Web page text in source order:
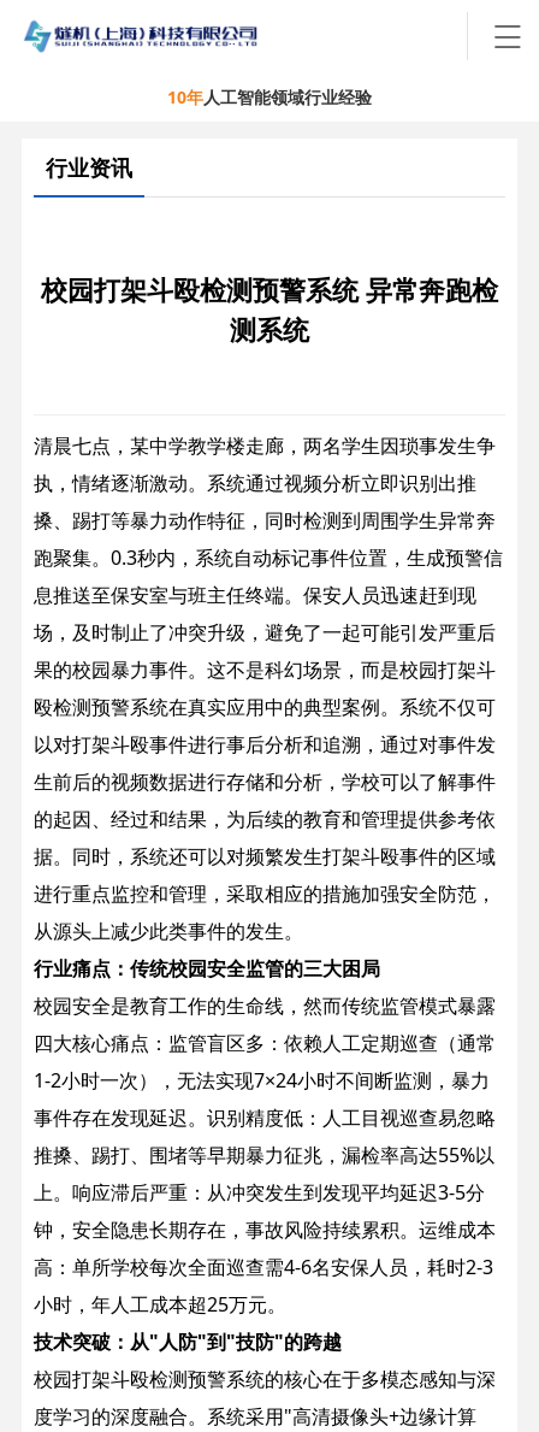
10年人工智能领域行业经验
行业资讯
校园打架斗殴检测预警系统 异常奔跑检
测系统
清晨七点，某中学教学楼走廊，两名学生因琐事发生争
执，情绪逐渐激动。系统通过视频分析立即识别出推
搡、踢打等暴力动作特征，同时检测到周围学生异常奔
跑聚集。0.3秒内，系统自动标记事件位置，生成预警信
息推送至保安室与班主任终端。保安人员迅速赶到现
场，及时制止了冲突升级，避免了一起可能引发严重后
果的校园暴力事件。 这不是科幻场景，而是校园打架斗
殴检测预警系统在真实应用中的典型案例。系统不仅可
以对打架斗殴事件进行事后分析和追溯，通过对事件发
生前后的视频数据进行存储和分析，学校可以了解事件
的起因、经过和结果，为后续的教育和管理提供参考依
据。同时，系统还可以对频繁发生打架斗殴事件的区域
进行重点监控和管理，采取相应的措施加强安全防范，
从源头上减少此类事件的发生。
行业痛点：传统校园安全监管的三大困局
校园安全是教育工作的生命线，然而传统监管模式暴露
四大核心痛点： 监管盲区多：依赖人工定期巡查（通常
1-2小时一次），无法实现7×24小时不间断监测，暴力
事件存在发现延迟。 识别精度低：人工目视巡查易忽略
推搡、踢打、围堵等早期暴力征兆，漏检率高达55%以
上。 响应滞后严重：从冲突发生到发现平均延迟3-5分
钟，安全隐患长期存在，事故风险持续累积。 运维成本
高：单所学校每次全面巡查需4-6名安保人员，耗时2-3
小时，年人工成本超25万元。
技术突破：从"人防"到"技防"的跨越
校园打架斗殴检测预警系统的核心在于多模态感知与深
度学习的深度融合。系统采用"高清摄像头+边缘计算